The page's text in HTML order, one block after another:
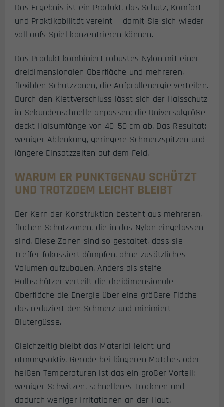
Das Ergebnis ist ein Produkt, das Schutz, Komfort
und Praktikabilität vereint — damit Sie sich wieder
voll aufs Spiel konzentrieren können.
Das Produkt kombiniert robustes Nylon mit einer
dreidimensionalen Oberfläche und mehreren,
flexiblen Schutzzonen, die Aufprallenergie verteilen.
Durch den Klettverschluss lässt sich der Halsschutz
in Sekundenschnelle anpassen; die Universalgröße
deckt Halsumfänge von 40–50 cm ab. Das Resultat:
weniger Ablenkung, geringere Schmerzspitzen und
längere Einsatzzeiten auf dem Feld.
WARUM ER PUNKTGENAU SCHÜTZT
UND TROTZDEM LEICHT BLEIBT
Der Kern der Konstruktion besteht aus mehreren,
flachen Schutzzonen, die in das Nylon eingelassen
sind. Diese Zonen sind so gestaltet, dass sie
Treffer fokussiert dämpfen, ohne zusätzliches
Volumen aufzubauen. Anders als steife
Halbschützer verteilt die dreidimensionale
Oberfläche die Energie über eine größere Fläche —
das reduziert den Schmerz und minimiert
Blutergüsse.
Gleichzeitig bleibt das Material leicht und
atmungsaktiv. Gerade bei längeren Matches oder
heißen Temperaturen ist das ein großer Vorteil:
weniger Schwitzen, schnelleres Trocknen und
dadurch weniger Irritationen an der Haut.